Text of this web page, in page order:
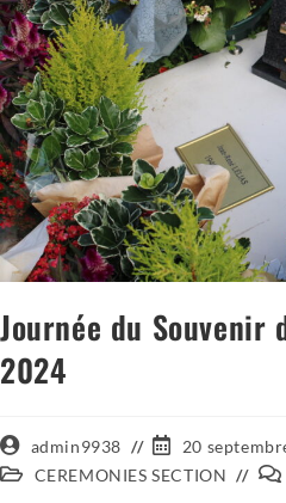
Journée du Souvenir
2024
admin9938
20
CEREMONIES SECTION